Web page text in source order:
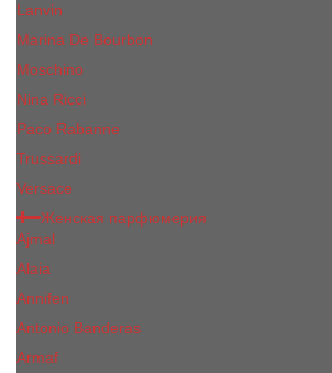
Lanvin
Marina De Bourbon
Moschino
Nina Ricci
Paco Rabanne
Trussardi
Versace
Женская парфюмерия
Ajmal
Alaia
Annifen
Antonio Banderas
Armaf